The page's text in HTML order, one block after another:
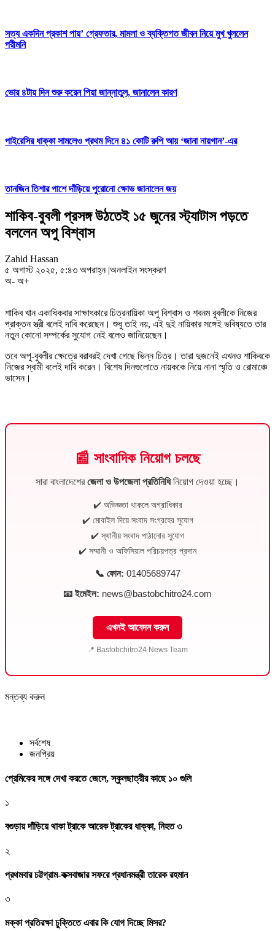
সত্য একদিন প্রকাশ পায়’ গ্রেফতার, মামলা ও ব্যক্তিগত জীবন নিয়ে মুখ খুললেন
পরীমনি
ভোর ৪টায় দিন শুরু করেন পিয়া জান্নাতুল, জানালেন কারণ
পাইরেসির ধাক্কা সামলেও প্রথম দিনে ৪১ কোটি রুপি আয় ‘জানা নায়গান’-এর
তানজিন তিশার পাশে দাঁড়িয়ে পুরোনো ক্ষোভ জানালেন জয়
শাকিব-বুবলী প্রসঙ্গ উঠতেই ১৫ জুনের স্ট্যাটাস পড়তে
বললেন অপু বিশ্বাস
Zahid Hassan
৫ অগাস্ট ২০২৫, ৫:৪৩ অপরাহ্ন |অনলাইন সংস্করণ
অ- অ+
শাকিব খান একাধিকবার সাক্ষাৎকারে চিত্রনায়িকা অপু বিশ্বাস ও শবনম বুবলীকে নিজের
প্রাক্তন স্ত্রী বলেই দাবি করেছেন। শুধু তাই নয়, এই দুই নায়িকার সঙ্গেই ভবিষ্যতে তার
নতুন কোনো সম্পর্কের সুযোগ নেই বলেও জানিয়েছেন।
তবে অপু-বুবলীর ক্ষেত্রে বরাবরই দেখা গেছে ভিন্ন চিত্র। তারা দুজনেই এখনও শাকিবকে
নিজের স্বামী বলেই দাবি করেন। বিশেষ দিনগুলোতে নায়ককে নিয়ে নানা স্মৃতি ও রোমাঞ্চে
ভাসেন।
📰 সাংবাদিক নিয়োগ চলছে
সারা বাংলাদেশেরজেলা ও উপজেলা প্রতিনিধিনিয়োগ দেওয়া হচ্ছে।
✔️ অভিজ্ঞতা থাকলে অগ্রাধিকার
✔️ মোবাইল দিয়ে সংবাদ সংগ্রহের সুযোগ
✔️ স্থানীয় সংবাদ পাঠানোর সুযোগ
✔️ সম্মানী ও অফিসিয়াল পরিচয়পত্র প্রদান
📞 ফোন: 01405689747
📧 ইমেইল: news@bastobchitro24.com
এখনই আবেদন করুন
📍 Bastobchitro24 News Team
মন্তব্য করুন
সর্বশেষ
জনপ্রিয়
প্রেমিকের সঙ্গে দেখা করতে জেলে, স্কুলছাত্রীর কাছে ১০ গুলি
১
বগুড়ায় দাঁড়িয়ে থাকা ট্রাকে আরেক ট্রাকের ধাক্কা, নিহত ৩
২
প্রথমবার চট্টগ্রাম-কক্সবাজার সফরে প্রধানমন্ত্রী তারেক রহমান
৩
মক্কা প্রতিরক্ষা চুক্তিতে এবার কি যোগ দিচ্ছে মিসর?